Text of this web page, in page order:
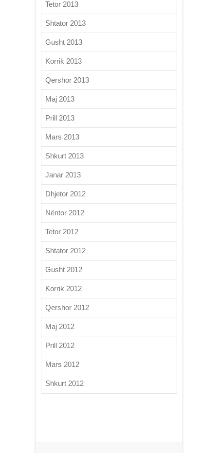
Tetor 2013
Shtator 2013
Gusht 2013
Korrik 2013
Qershor 2013
Maj 2013
Prill 2013
Mars 2013
Shkurt 2013
Janar 2013
Dhjetor 2012
Nëntor 2012
Tetor 2012
Shtator 2012
Gusht 2012
Korrik 2012
Qershor 2012
Maj 2012
Prill 2012
Mars 2012
Shkurt 2012